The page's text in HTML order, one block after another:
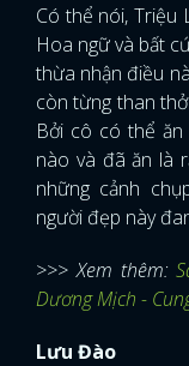
Có thể nói, Triệu
Hoa ngữ và bất
thừa nhận điều
còn từng than
Bởi cô có thể
nào và đã ăn là
những cảnh
người đẹp này
>>> Xem thêm:
Dương Mịch -
Lưu Đào